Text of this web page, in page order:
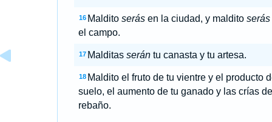
16 Maldito serásen la ciudad, y maldito serás
el campo.
17 Malditas serántu canasta y tu artesa.
18 Maldito el fruto de tu vientre y el producto
suelo, el aumento de tu ganado y las crías
rebaño.